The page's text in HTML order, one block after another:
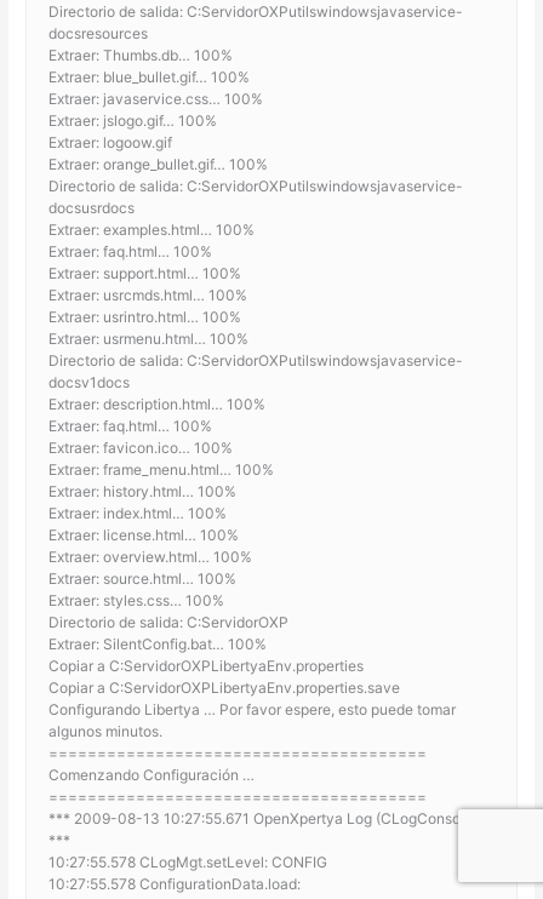
Directorio de salida: C:ServidorOXPutilswindowsjavaservice-
docsresources
Extraer: Thumbs.db… 100%
Extraer: blue_bullet.gif… 100%
Extraer: javaservice.css… 100%
Extraer: jslogo.gif… 100%
Extraer: logoow.gif
Extraer: orange_bullet.gif… 100%
Directorio de salida: C:ServidorOXPutilswindowsjavaservice-
docsusrdocs
Extraer: examples.html… 100%
Extraer: faq.html… 100%
Extraer: support.html… 100%
Extraer: usrcmds.html… 100%
Extraer: usrintro.html… 100%
Extraer: usrmenu.html… 100%
Directorio de salida: C:ServidorOXPutilswindowsjavaservice-
docsv1docs
Extraer: description.html… 100%
Extraer: faq.html… 100%
Extraer: favicon.ico… 100%
Extraer: frame_menu.html… 100%
Extraer: history.html… 100%
Extraer: index.html… 100%
Extraer: license.html… 100%
Extraer: overview.html… 100%
Extraer: source.html… 100%
Extraer: styles.css… 100%
Directorio de salida: C:ServidorOXP
Extraer: SilentConfig.bat… 100%
Copiar a C:ServidorOXPLibertyaEnv.properties
Copiar a C:ServidorOXPLibertyaEnv.properties.save
Configurando Libertya … Por favor espere, esto puede tomar
algunos minutos.
=======================================
Comenzando Configuración …
=======================================
*** 2009-08-13 10:27:55.671 OpenXpertya Log (CLogConsole)
***
10:27:55.578 CLogMgt.setLevel: CONFIG
10:27:55.578 ConfigurationData.load: